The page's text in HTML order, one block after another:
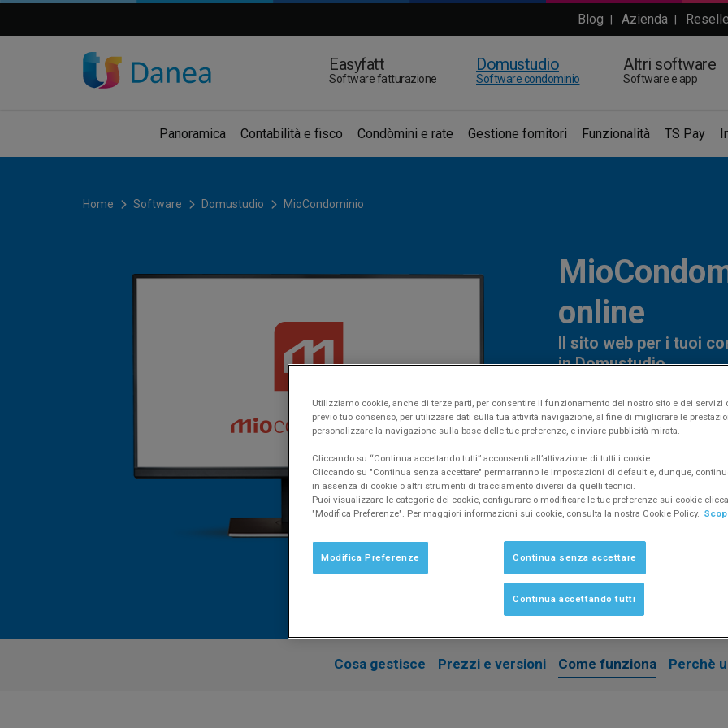
Blog Azienda
Easyfatt
Software fatturazione
Domustudio
Software condominio
Altri software
Software e app
Panoramica Contabilità e fisco Condòmini e rate Gestione fornitori Funzionalità TS Pay
Home Software Domustudio MioCondominio
online
Il sito web per i tuoi
in Domustudio
Semplifica il tuo lavoro
con condòmini e fornitori.
Risparmia tempo e aggiungi
ESPLORA
Cosa gestisce Prezzi e versioni Come funziona Perchè
Utilizziamo cookie, anche di terze parti, per consentire il funzionamento del nostro sito e dei servizi
previo tuo consenso, per utilizzare dati sulla tua attività navigazione, al fine di migliorare le
personalizzare la navigazione sulla base delle tue preferenze, e inviare pubblicità mirata.
Cliccando su “Continua accettando tutti” acconsenti all’attivazione di tutti i cookie.
Cliccando su "Continua senza accettare" permarranno le impostazioni di default e, dunque,
in assenza di cookie o altri strumenti di tracciamento diversi da quelli tecnici.
Puoi visualizzare le categorie dei cookie, configurare o modificare le tue preferenze sui cookie
"Modifica Preferenze". Per maggiori informazioni sui cookie, consulta la nostra Cookie Policy.
Modifica Preferenze Continua senza accettare
Continua accettando tutti